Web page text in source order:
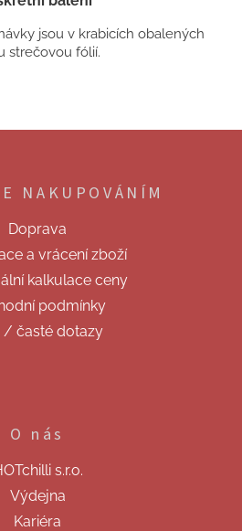
jsou v krabicích obalených
strečovou fólií.
NAKUPOVÁNÍM
Doprava
a vrácení zboží
kalkulace ceny
podmínky
/ časté dotazy
O nás
s.r.o.
Výdejna
Kariéra